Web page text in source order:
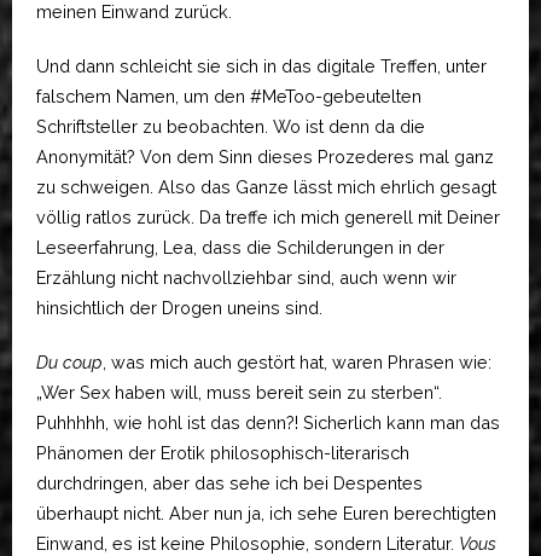
meinen Einwand zurück.
Und dann schleicht sie sich in das digitale Treffen, unter
falschem Namen, um den #MeToo-gebeutelten
Schriftsteller zu beobachten. Wo ist denn da die
Anonymität? Von dem Sinn dieses Prozederes mal ganz
zu schweigen. Also das Ganze lässt mich ehrlich gesagt
völlig ratlos zurück. Da treffe ich mich generell mit Deiner
Leseerfahrung, Lea, dass die Schilderungen in der
Erzählung nicht nachvollziehbar sind, auch wenn wir
hinsichtlich der Drogen uneins sind.
Du coup , was mich auch gestört hat, waren Phrasen wie:
„Wer Sex haben will, muss bereit sein zu sterben“.
Puhhhhh, wie hohl ist das denn?! Sicherlich kann man das
Phänomen der Erotik philosophisch-literarisch
durchdringen, aber das sehe ich bei Despentes
überhaupt nicht. Aber nun ja, ich sehe Euren berechtigten
Einwand, es ist keine Philosophie, sondern Literatur. Vous